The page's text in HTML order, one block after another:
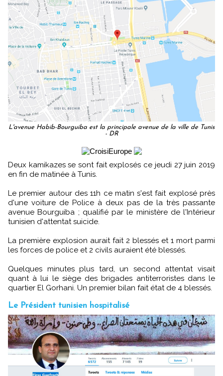
L'avenue Habib-Bourguiba est la principale avenue de la ville de Tunis
- DR
Deux kamikazes se sont fait explosés ce jeudi 27 juin 2019
en fin de matinée à Tunis.
Le premier autour des 11h ce matin s'est fait explosé près
d'une voiture de Police à deux pas de la très passante
avenue Bourguiba ; qualifié par le ministère de l'Intérieur
tunisien d'attentat suicide.
La première explosion aurait fait 2 blessés et 1 mort parmi
les forces de police et 2 civils auraient été blessés.
Quelques minutes plus tard, un second attentat visait
quant à lui le siège des brigades antiterroristes dans le
quartier El Gorhani. Un premier bilan fait état de 4 blessés.
Le Président tunisien hospitalisé